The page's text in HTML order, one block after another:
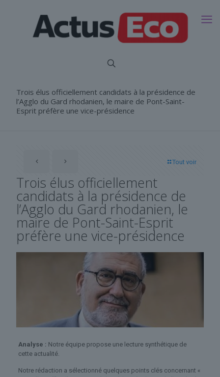
Trois élus officiellement candidats à la présidence de
l’Agglo du Gard rhodanien, le maire de Pont-Saint-
Esprit préfère une vice-présidence
Tout voir
Trois élus officiellement
candidats à la présidence de
l’Agglo du Gard rhodanien, le
maire de Pont-Saint-Esprit
préfère une vice-présidence
Analyse : Notre équipe propose une lecture synthétique de
cette actualité.
Notre rédaction a sélectionné quelques points clés concernant «